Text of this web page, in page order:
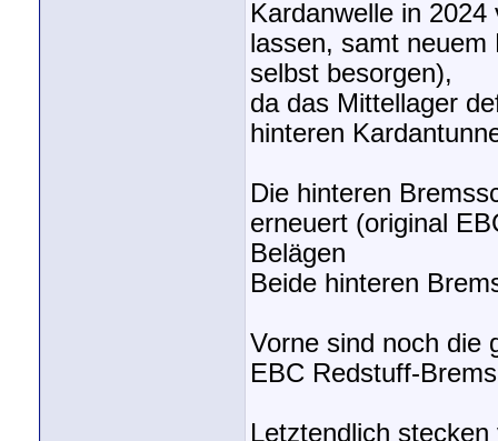
Kardanwelle in
lassen, samt
selbst besorgen),
da das Mittellager
hinteren
Die hinteren
erneuert (original
Belägen
Beide hinteren
Vorne sind noch die
EBC Redstuff-
Letztendlich